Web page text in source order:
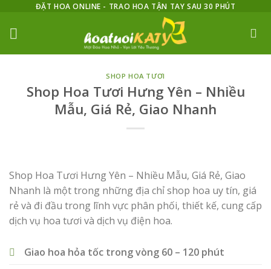
content
ĐẶT HOA ONLINE - TRAO HOA TẬN TAY SAU 30 PHÚT
SHOP HOA TƯƠI
Shop Hoa Tươi Hưng Yên – Nhiều
Mẫu, Giá Rẻ, Giao Nhanh
Shop Hoa Tươi Hưng Yên – Nhiều Mẫu, Giá Rẻ, Giao
Nhanh là một trong những địa chỉ shop hoa uy tín, giá
rẻ và đi đầu trong lĩnh vực phân phối, thiết kế, cung cấp
dịch vụ hoa tươi và dịch vụ điện hoa.
Giao hoa hỏa tốc trong vòng 60 – 120 phút